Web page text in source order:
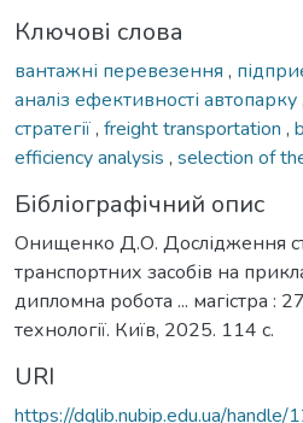
Ключові слова
вантажні перевезення ,
аналіз ефективності автопарку,
стратегії, freight transportation ,
efficiency analysis , selection of
Бібліографічний опис
Онищенко Д.О. Дослідження
транспортних засобів на
дипломна робота ... магістра :
технології. Київ, 2025. 114 с.
URI
https://dglib.nubip.edu.ua/